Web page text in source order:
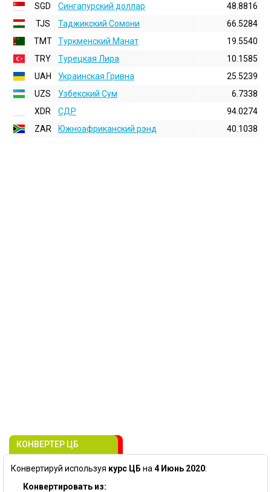
SGD
Сингапурский доллар
48.8816
TJS
Таджикский Сомони
66.5284
TMT
Туркменский Манат
19.5540
TRY
Турецкая Лира
10.1585
UAH
Украинская Гривна
25.5239
UZS
Узбекский Сум
6.7338
XDR
СДР
94.0274
ZAR
Южноафриканский рэнд 40.1038
КОНВЕРТЕР ЦБ
Конвертируй используя курс ЦБ на 4 Июнь 2020:
Конвертировать из: